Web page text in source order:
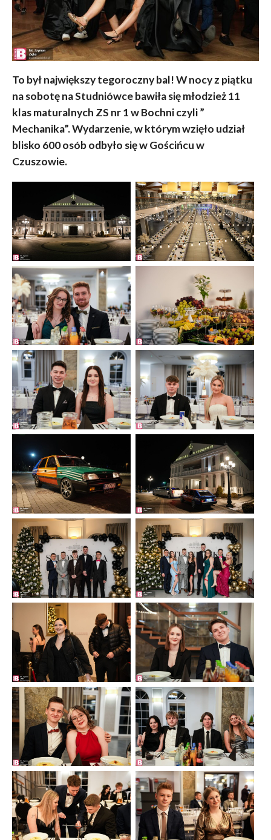
To był największy tegoroczny bal! W nocy z piątku
na sobotę na Studniówce bawiła się młodzież 11
klas maturalnych ZS nr 1 w Bochni czyli ”
Mechanika”. Wydarzenie, w którym wzięło udział
blisko 600 osób odbyło się w Gościńcu w
Czuszowie.